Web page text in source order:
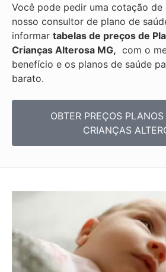
Você pode pedir uma cotação
nosso consultor de plano de
informar tabelas de preços de
Crianças Alterosa MG, com o
benefício e os planos de saúde
barato.
OBTER PREÇOS
CRIANÇAS